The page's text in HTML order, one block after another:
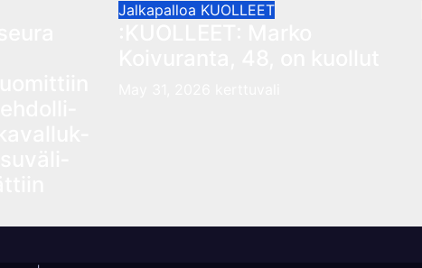
Jalkapalloa KUOLLEET